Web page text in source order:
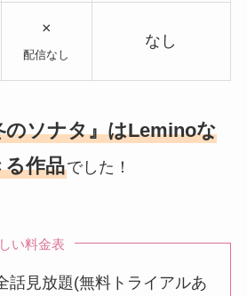
×
配信なし
なし
のソナタ』はLeminoな
作品でした！
い料金表
話見放題(無料トライアルあ